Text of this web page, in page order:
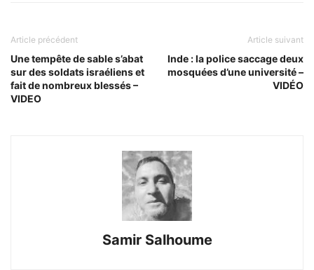
Article précédent
Une tempête de sable s’abat
sur des soldats israéliens et
fait de nombreux blessés –
VIDEO
Article suivant
Inde : la police saccage deux
mosquées d’une université –
VIDÉO
Samir Salhoume